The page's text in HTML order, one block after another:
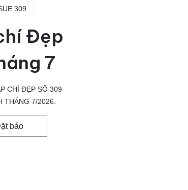
309
Đẹp
7
CHÍ ĐẸP SỐ 309
THÁNG 7/2026.
báo